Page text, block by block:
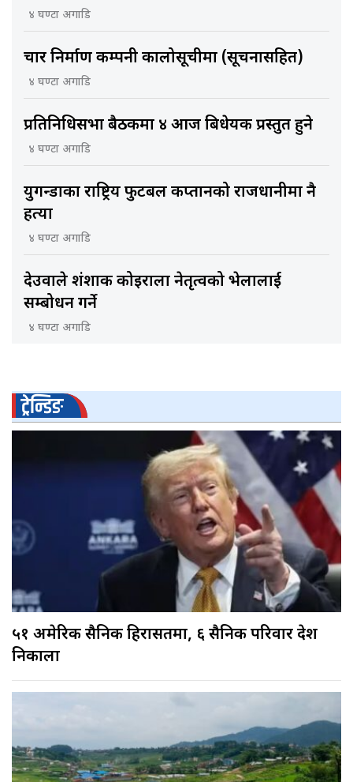
४ घण्टा अगाडि
चार निर्माण कम्पनी कालोसूचीमा (सूचनासहित)
४ घण्टा अगाडि
प्रतिनिधिसभा बैठकमा ४ आज बिधेयक प्रस्तुत हुने
४ घण्टा अगाडि
युगन्डाका राष्ट्रिय फुटबल कप्तानको राजधानीमा नै
हत्या
४ घण्टा अगाडि
देउवाले शंशाक कोइराला नेतृत्वको भेलालाई
सम्बोधन गर्ने
४ घण्टा अगाडि
ट्रेन्डिङ
५१ अमेरिकी सैनिक हिरासतमा, ६ सैनिक परिवार देश
निकाला